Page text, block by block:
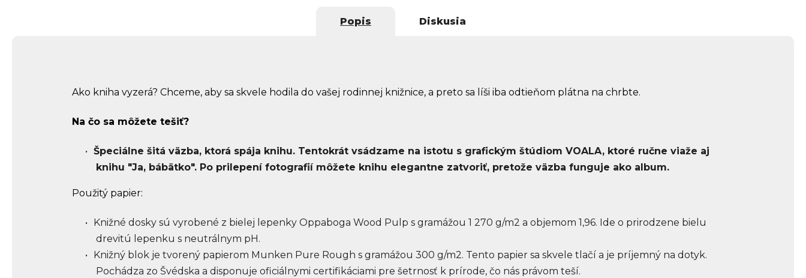
Popis Diskusia
Ako kniha vyzerá? Chceme, aby sa skvele hodila do vašej rodinnej knižnice, a preto sa líši iba odtieňom plátna na chrbte.
Na čo sa môžete tešiť?
Špeciálne šitá väzba, ktorá spája knihu. Tentokrát vsádzame na istotu s grafickým štúdiom VOALA, ktoré ručne viaže aj
knihu "Ja, bábätko". Po prilepení fotografií môžete knihu elegantne zatvoriť, pretože väzba funguje ako album.
Použitý papier:
Knižné dosky sú vyrobené z bielej lepenky Oppaboga Wood Pulp s gramážou 1 270 g/m2 a objemom 1,96. Ide o prirodzene bielu
drevitú lepenku s neutrálnym pH.
Knižný blok je tvorený papierom Munken Pure Rough s gramážou 300 g/m2. Tento papier sa skvele tlačí a je príjemný na dotyk.
Pochádza zo Švédska a disponuje oficiálnymi certifikáciami pre šetrnosť k prírode, čo nás právom teší.